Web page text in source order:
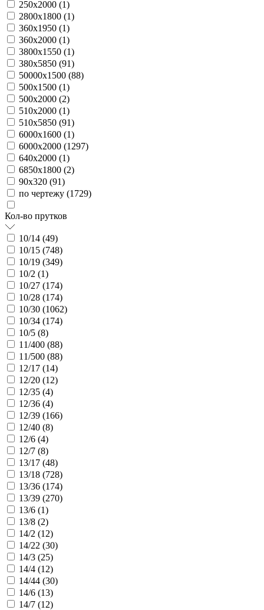
250х2000 (1)
2800х1800 (1)
360х1950 (1)
360х2000 (1)
3800х1550 (1)
380х5850 (91)
50000х1500 (88)
500х1500 (1)
500х2000 (2)
510х2000 (1)
510х5850 (91)
6000х1600 (1)
6000х2000 (1297)
640х2000 (1)
6850х1800 (2)
90х320 (91)
по чертежу (1729)
Кол-во прутков
10/14 (49)
10/15 (748)
10/19 (349)
10/2 (1)
10/27 (174)
10/28 (174)
10/30 (1062)
10/34 (174)
10/5 (8)
11/400 (88)
11/500 (88)
12/17 (14)
12/20 (12)
12/35 (4)
12/36 (4)
12/39 (166)
12/40 (8)
12/6 (4)
12/7 (8)
13/17 (48)
13/18 (728)
13/36 (174)
13/39 (270)
13/6 (1)
13/8 (2)
14/2 (12)
14/22 (30)
14/3 (25)
14/4 (12)
14/44 (30)
14/6 (13)
14/7 (12)